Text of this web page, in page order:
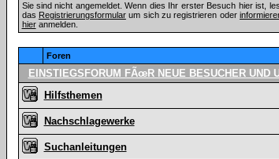
Sie sind nicht angemeldet. Wenn dies Ihr erster Besuch hier ist,
das Registrierungsformularum sich zu registrieren oder
hieranmelden.
Foren
EINSTIEGSFORUM FÃœR NEUE BESUCHER UND
Hilfsthemen
Nachschlagewerke
Suchanleitungen